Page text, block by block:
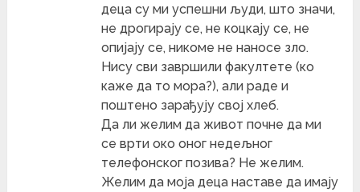
деца су ми успешни људи, што значи,
не дрогирају се, не коцкају се, не
опијају се, никоме не наносе зло.
Нису сви завршили факултете (ко
каже да то мора?), али раде и
поштено зарађују свој хлеб.
Да ли желим да живот почне да ми
се врти око оног недељног
телефонског позива? Не желим.
Желим да моја деца наставе да имају